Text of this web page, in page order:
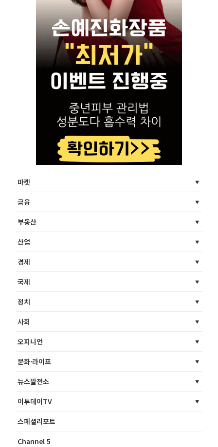
마켓
금융
부동산
산업
경제
국제
정치
사회
오피니언
문화·라이프
뉴스발전소
이투데이TV
스페셜리포트
Channel 5